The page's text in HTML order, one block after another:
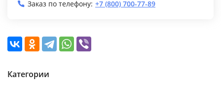
Заказ по телефону: +7 (800) 700-77-89
Категории